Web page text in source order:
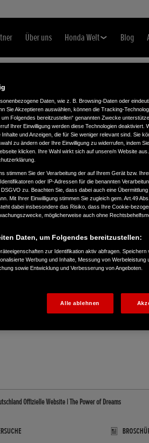
Über uns Honda Welt Blog
Offizielle Website | The Power of Dreams
Daten, wie z. B. Browsing-Daten oder
Sie Akzeptieren auswählen, können die Tracking-
Folgendes bereitzustellen“ genannten Zwecke
Ihrer Einwilligung werden diese Technologien deaktiviert.
und Anzeigen, die für Sie weniger relevant sind. Sie
zu ändern oder Ihre Einwilligung zu widerrufen, indem
klicken. Ihre Wahl wirkt sich auf unsere/n Website
stimmen Sie der Verarbeitung der auf Ihrem Gerät bzw.
oder IP-Adressen für die benannten
zu. Beachten Sie, dass dabei auch eine Übermittlung
Mit Ihrer Einwilligung stimmen Sie zugleich gem. Art.49
dabei insbesondere das Risiko, dass Ihre Cookie-
möglicherweise auch ohne
Daten, um Folgendes bereitzustellen:
zur Identifikation aktiv abfragen. Speichern
Werbung und Inhalte, Messung von Werbeleistung
sowie Entwicklung und Verbesserung von Angeboten.
Alle ablehnen